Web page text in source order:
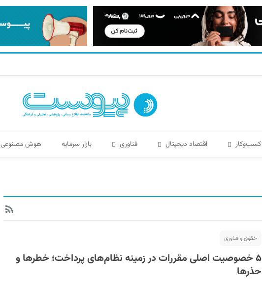
کسب‌و‌کار اقتصاد دیجیتال فناوری بازار سرمایه هوش مصنوعی
حقوق و فناوری
۵ خصوصیت اصلی مقررات در زمینه نظام‌های پرداخت؛ خطرها و
حذرها